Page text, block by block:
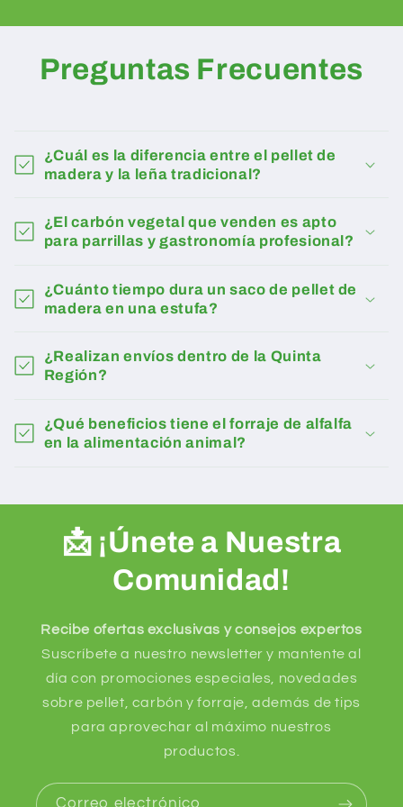
Preguntas Frecuentes
¿Cuál es la diferencia entre el pellet de
madera y la leña tradicional?
¿El carbón vegetal que venden es apto
para parrillas y gastronomía profesional?
¿Cuánto tiempo dura un saco de pellet de
madera en una estufa?
¿Realizan envíos dentro de la Quinta
Región?
¿Qué beneficios tiene el forraje de alfalfa
en la alimentación animal?
📩 ¡Únete a Nuestra
Comunidad!
Recibe ofertas exclusivas y consejos expertos
Suscríbete a nuestro newsletter y mantente al
día con promociones especiales, novedades
sobre pellet, carbón y forraje, además de tips
para aprovechar al máximo nuestros
productos.
Correo electrónico